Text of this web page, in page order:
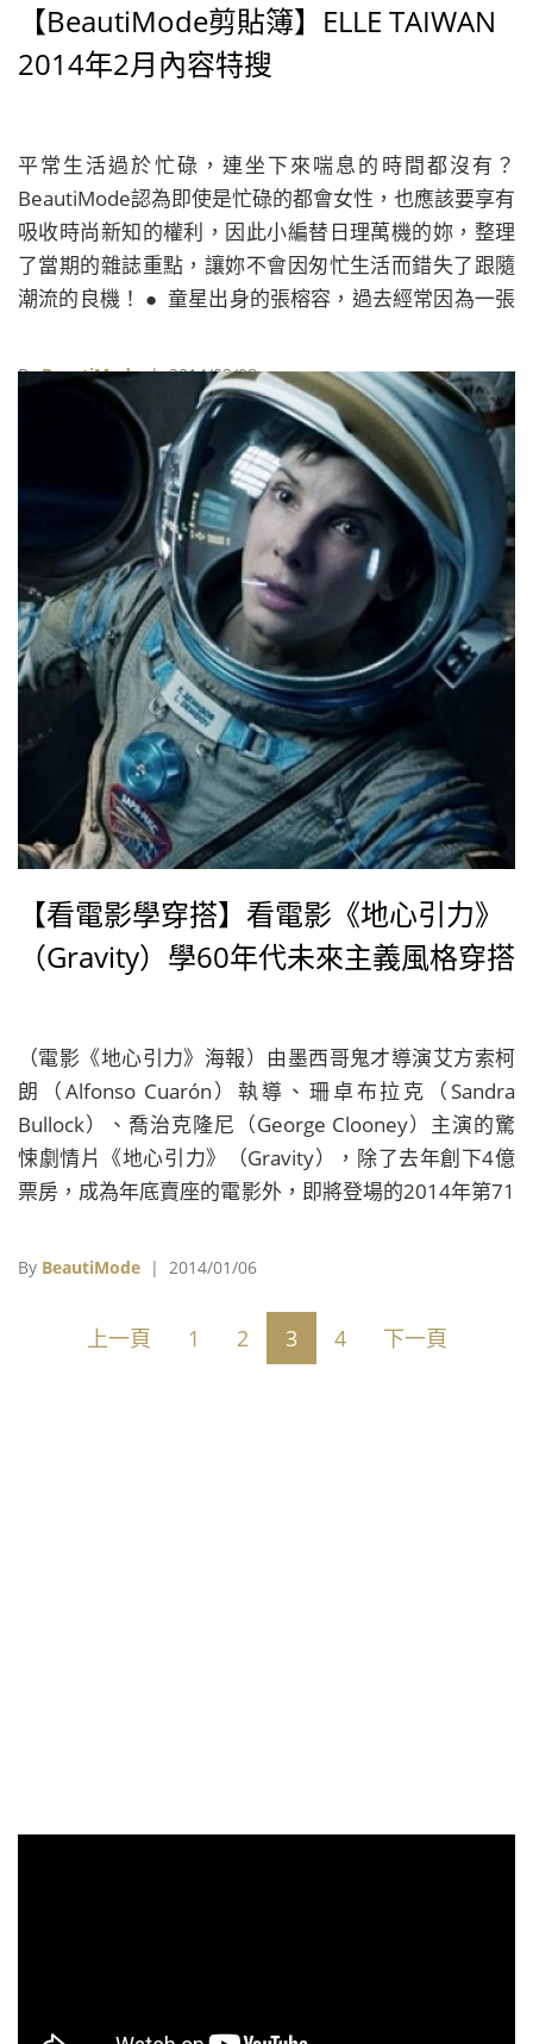
【BeautiMode剪貼簿】ELLE TAIWAN
2014年2月內容特搜
平常生活過於忙碌，連坐下來喘息的時間都沒有？
BeautiMode認為即使是忙碌的都會女性，也應該要享有
吸收時尚新知的權利，因此小編替日理萬機的妳，整理
了當期的雜誌重點，讓妳不會因匆忙生活而錯失了跟隨
潮流的良機！ ● 童星出身的張榕容，過去經常因為一張
今，大家提起她的時候，已經換了談論的焦點，話題的
核心轉移到她最近的新角色上，她今年26歲，正式成為
人妻和人母。本次她接受ELLE採訪，暢談升格妻子與母
親之後的心情。張榕容說，會這麼快完成終身大事，也
許在外人眼中看來很唐突貿然，但對她
ByBeautiMode| 2014/02/08
【看電影學穿搭】看電影《地心引力》
（Gravity）學60年代未來主義風格穿搭
（電影《地心引力》海報）由墨西哥鬼才導演艾方索柯
朗（Alfonso Cuarón）執導、珊卓布拉克（Sandra
Bullock）、喬治克隆尼（George Clooney）主演的驚
悚劇情片《地心引力》（Gravity），除了去年創下4億
票房，成為年底賣座的電影外，即將登場的2014年第71
是最佳劇情、最佳導演、最佳女主角與最佳原創配樂，
與一般想像中的驚悚片不同，向來喜愛在電影中探討
「生命」與「絕望」的鬼才導演艾方索柯朗，在本片中
By BeautiMode | 2014/01/06
上一頁 1 2 3 4 下一頁